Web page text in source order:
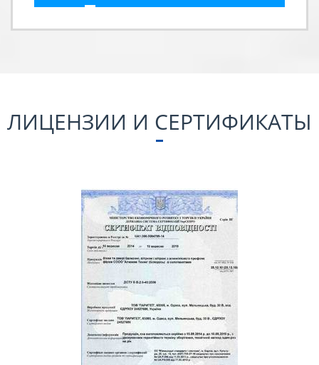
ЛИЦЕНЗИИ И СЕРТИФИКАТЫ